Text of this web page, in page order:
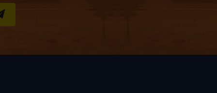
S''INSCRIRE